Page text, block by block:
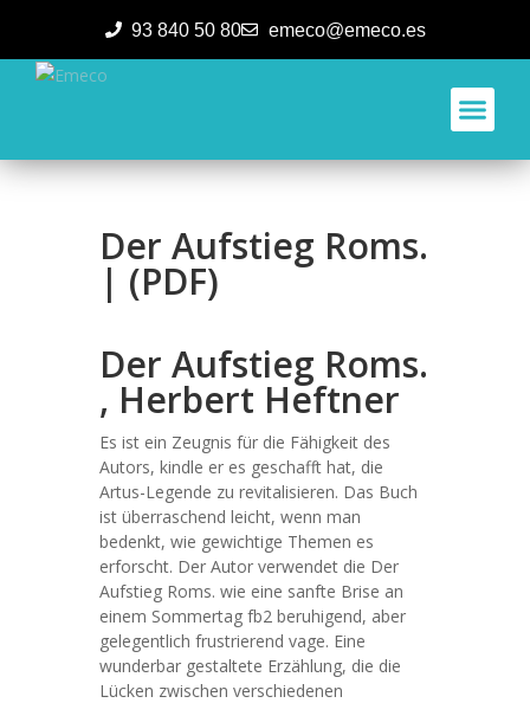
93 840 50 80 emeco@emeco.es
Der Aufstieg Roms.
| (PDF)
Der Aufstieg Roms.
, Herbert Heftner
Es ist ein Zeugnis für die Fähigkeit des
Autors, kindle er es geschafft hat, die
Artus-Legende zu revitalisieren. Das Buch
ist überraschend leicht, wenn man
bedenkt, wie gewichtige Themen es
erforscht. Der Autor verwendet die Der
Aufstieg Roms. wie eine sanfte Brise an
einem Sommertag fb2 beruhigend, aber
gelegentlich frustrierend vage. Eine
wunderbar gestaltete Erzählung, die die
Lücken zwischen verschiedenen